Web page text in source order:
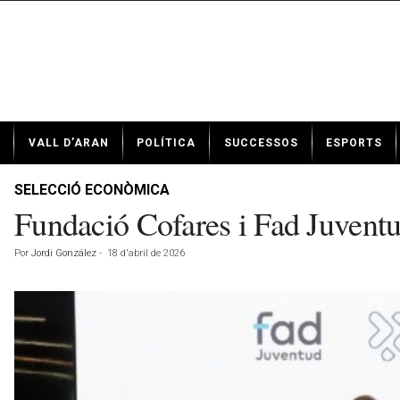
t
VALL D’ARAN POLÍTICA SUCCESSOS ESPORTS
SELECCIÓ ECONÒMICA
Fundació Cofares i Fad
Por Jordi González - 18 d'abril de 2026